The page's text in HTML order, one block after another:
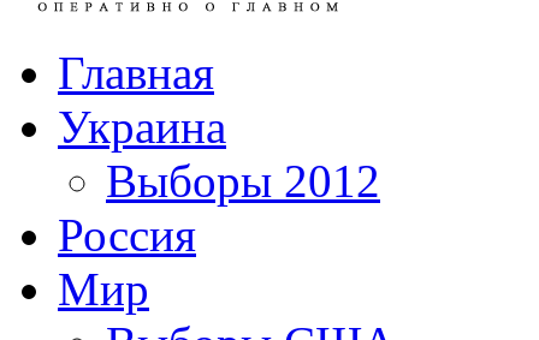
Главная
Украина
Выборы 2012
Россия
Мир